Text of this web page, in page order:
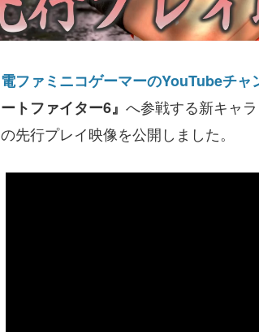
電ファミニコゲーマーのYouTubeチャ
ートファイター6』 へ参戦する新キャ
の先行プレイ映像を公開しました。